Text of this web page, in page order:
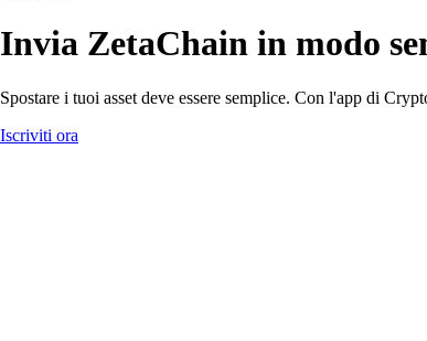
Invia ZetaChain in modo
Spostare i tuoi asset deve essere semplice. Con l'app di
Iscriviti ora